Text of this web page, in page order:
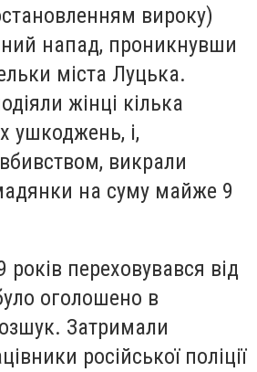
вироку)
напад, проникнувши
міста Луцька.
жінці кілька
ушкоджень, і,
викрали
на суму майже 9
переховувався від
оголошено в
Затримали
російської поліції